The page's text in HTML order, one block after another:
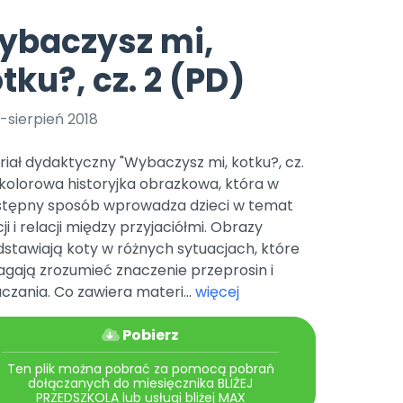
Archiwalne numery
Pomoc
Nowości
Zapowiedzi
Promocje
czerwca 2024 r. uzyskała
r. Nr decyzji:
Online.
Bliżej Pieska
Pomoc zwierzętom
Książka (dla) Przedszkolaka
Promowanie czytelnictwa
TikTok
Zobacz nas na TikToku
YouTube
mi,
cz. 2 (PD)
sierpień 2018
dydaktyczny "Wybaczysz mi, kotku?, cz.
historyjka obrazkowa, która w
sposób wprowadza dzieci w temat
i relacji między przyjaciółmi. Obrazy
koty w różnych sytuacjach, które
zrozumieć znaczenie przeprosin i
Co zawiera materi... więcej
Pobierz
Ten plik można pobrać za pomocą pobrań
dołączanych do miesięcznika BLIŻEJ
PRZEDSZKOLA lub usługi bliżej MAX